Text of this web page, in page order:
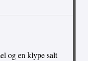
og en klype salt